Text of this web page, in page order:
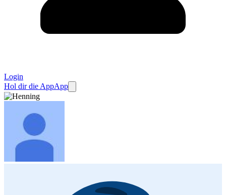
Login
Hol dir die AppApp